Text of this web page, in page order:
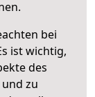
bei
ist wichtig,
des
und zu